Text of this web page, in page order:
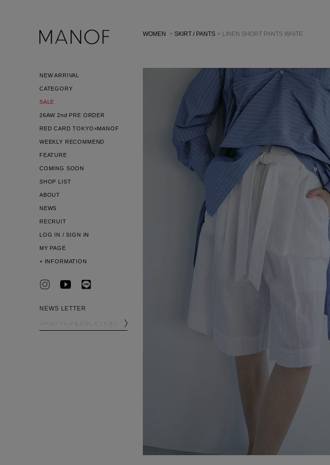
NEW ARRIVAL
CATEGORY
SALE
26AW 2nd PRE ORDER
RED CARD TOKYO×MANOF
WEEKLY RECOMMEND
FEATURE
COMING SOON
SHOP LIST
ABOUT
NEWS
RECRUIT
LOG IN / SIGN IN
MY PAGE
+ INFORMATION
NEWS LETTER
WOMEN > SKIRT / PANTS > LINEN SHORT PANTS WHITE